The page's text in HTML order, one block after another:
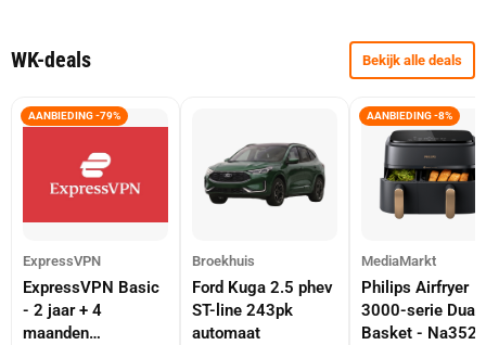
WK-deals Bekijk alle deals
AANBIEDING -79%
ExpressVPN
ExpressVPN Basic
- 2 jaar + 4
maanden
Broekhuis
Ford Kuga 2.5 phev
ST-line 243pk
automaat
AANBIEDING -8%
MediaMarkt
Philips Airfryer
3000-serie Dual
Basket -